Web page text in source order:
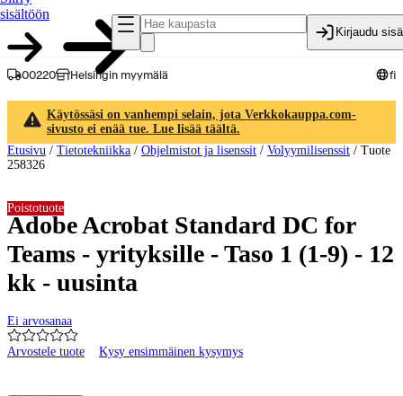
sisältöön
Kirjaudu
00220 Helsingin myymälä fi
Käytössäsi on vanhempi selain, jota Verkkokauppa.com-
sivusto ei enää tue. Lue lisää täältä.
Etusivu / Tietotekniikka / Ohjelmistot ja lisenssit / Volyymilisenssit / Tuote
258326
Adobe Acrobat Standard DC for
Teams - yrityksille - Taso 1 (1-9) - 12
kk - uusinta
Ei arvosanaa
Arvostele tuote Kysy ensimmäinen kysymys
Poistotuote